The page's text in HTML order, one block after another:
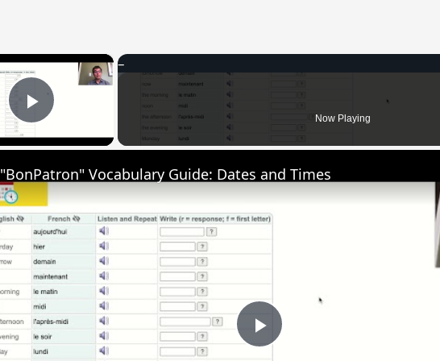
×
Play Video Now Playing
Play
"BonPatron" Vocabulary Guide: Dates and Times